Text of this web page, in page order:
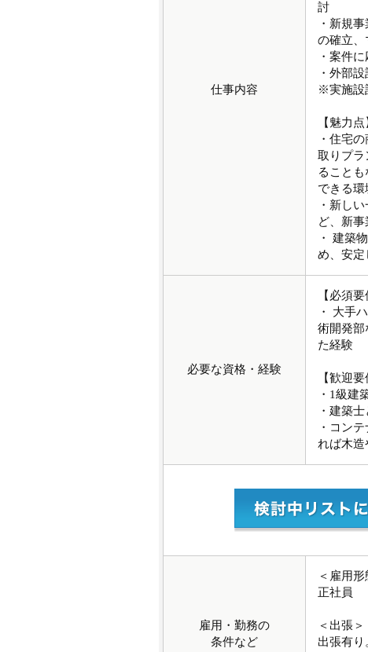
仕事内容
討
・新規
の確立、
・案件
・外部
※実施設
【魅力点
・住宅
取りプラ
ること
できる環
・新し
ど、新事
・ 建築
め、安定
必要な資格・経験
【必須要
・ 大手
術開発部
た経験
【歓迎要
・1級建
・建築
・コン
れば木造
雇用・勤務の
条件など
＜雇用形
正社員
＜出張＞
出張有り